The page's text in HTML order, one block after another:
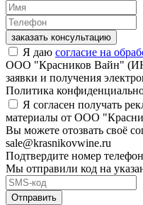
заказать консультацию
Я даю согласие на
ООО "Красников Вайн"
заявки и получения
Политика
Я согласен получать
материалы от ООО
Вы можете отозвать своё
sale@krasnikovwine.ru
Подтвердите номер
Мы отправили код на
Отправить